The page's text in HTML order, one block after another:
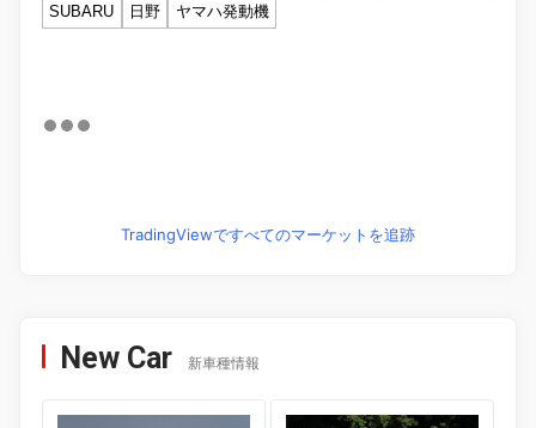
SUBARU
日野 ヤマハ発動機
TradingViewですべてのマーケットを追跡
New Car 新車種情報